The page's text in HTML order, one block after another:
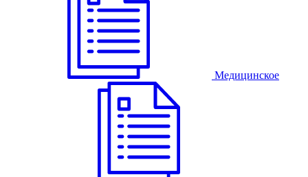
Медицинское